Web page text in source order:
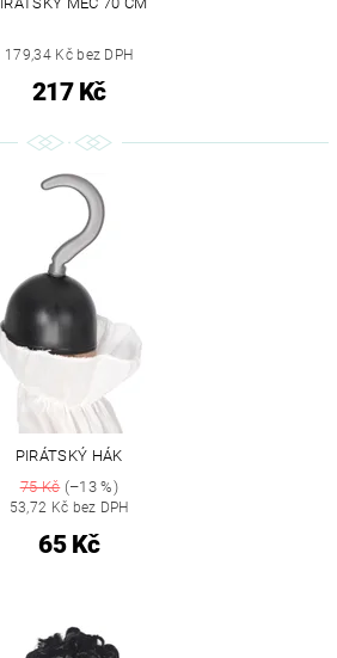
179,34 Kč bez DPH
217 Kč
PIRÁTSKÝ HÁK
75 Kč(–13 %)
53,72 Kč bez DPH
65 Kč